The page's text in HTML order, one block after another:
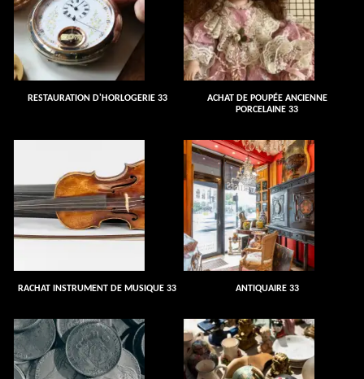
RESTAURATION D'HORLOGERIE 33
ACHAT DE POUPÉE ANCIENNE
PORCELAINE 33
RACHAT INSTRUMENT DE MUSIQUE 33 ANTIQUAIRE 33